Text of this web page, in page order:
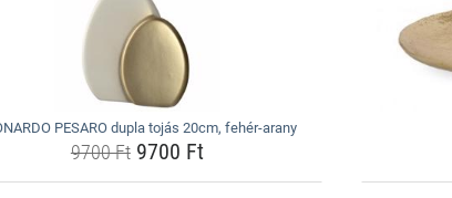
PESARO dupla tojás 20cm, fehér-arany
9700 Ft9700 Ft